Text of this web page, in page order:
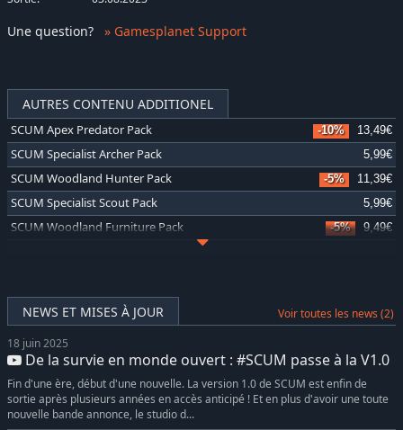
AUTRES CONTENU ADDITIONEL
SCUM Apex Predator Pack -10% 13,49€
SCUM Specialist Archer Pack 5,99€
SCUM Woodland Hunter Pack -5% 11,39€
SCUM Specialist Scout Pack 5,99€
SCUM Woodland Furniture Pack -5% 9,49€
SCUM Raymond Cruz Character Pack
SCUM Vehicle Skins Pack -10% 8,77€
SCUM Male Hair Pack
SCUM Weapon Skins Pack 4,99€
SCUM Luis Moncada Character Pack
NEWS ET MISES À JOUR Voir toutes les news (2)
18 juin 2025
De la survie en monde ouvert : #SCUM passe à la V1.0
Fin d'une ère, début d'une nouvelle. La version 1.0 de SCUM est enfin de
sortie après plusieurs années en accès anticipé ! Et en plus d'avoir une toute
nouvelle bande annonce, le studio d...
Une question? » Gamesplanet Support